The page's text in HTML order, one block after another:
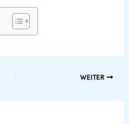
WEITER